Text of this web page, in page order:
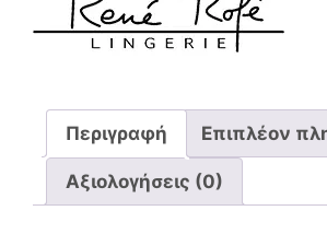
Περιγραφή Επιπλέον
Αξιολογήσεις (0)